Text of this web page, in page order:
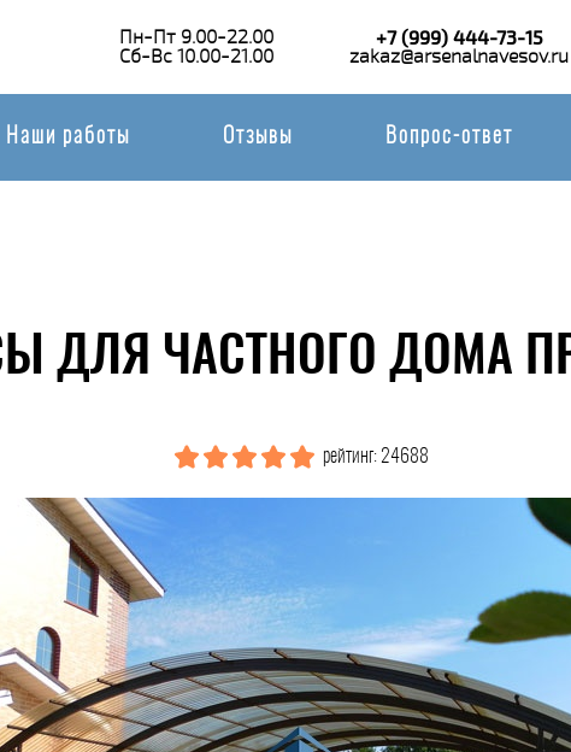
Пн-Пт 9.00-22.00
Сб-Вс 10.00-21.00
+7 (999) 444-73-15
zakaz@arsenalnavesov.ru
Наши работы Отзывы Вопрос-ответ
ДЛЯ ЧАСТНОГО ДОМА
рейтинг: 24688